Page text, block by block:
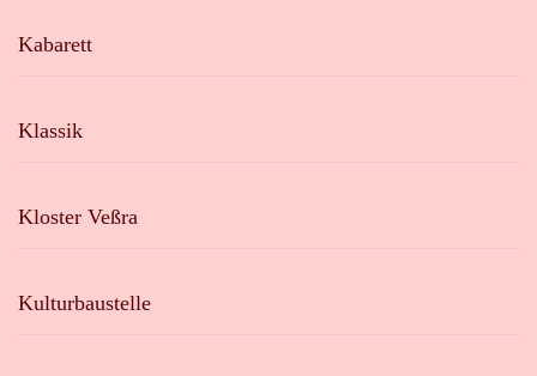
Kabarett
Klassik
Kloster Veßra
Kulturbaustelle